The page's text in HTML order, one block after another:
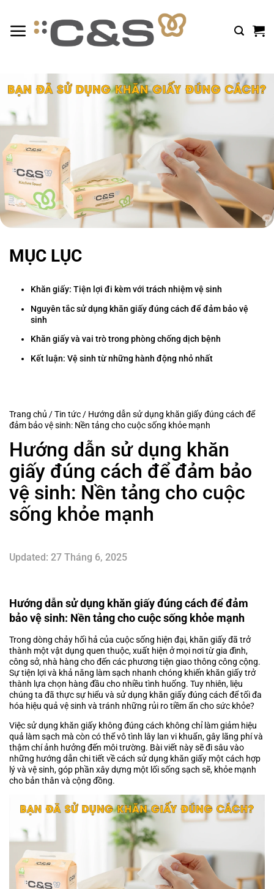
nội
dung
MỤC LỤC
Khăn giấy: Tiện lợi đi kèm với trách nhiệm vệ sinh
Nguyên tắc sử dụng khăn giấy đúng cách để đảm bảo vệ
sinh
Khăn giấy và vai trò trong phòng chống dịch bệnh
Kết luận: Vệ sinh từ những hành động nhỏ nhất
Trang chủ /Tin tức / Hướng dẫn sử dụng khăn giấy đúng cách để
đảm bảo vệ sinh: Nền tảng cho cuộc sống khỏe mạnh
Hướng dẫn sử dụng khăn
giấy đúng cách để đảm bảo
vệ sinh: Nền tảng cho cuộc
sống khỏe mạnh
Updated: 27 Tháng 6, 2025
Hướng dẫn sử dụng khăn giấy đúng cách để đảm
bảo vệ sinh: Nền tảng cho cuộc sống khỏe mạnh
Trong dòng chảy hối hả của cuộc sống hiện đại, khăn giấy đã trở
thành một vật dụng quen thuộc, xuất hiện ở mọi nơi từ gia đình,
công sở, nhà hàng cho đến các phương tiện giao thông công cộng.
Sự tiện lợi và khả năng làm sạch nhanh chóng khiến khăn giấy trở
thành lựa chọn hàng đầu cho nhiều tình huống. Tuy nhiên, liệu
chúng ta đã thực sự hiểu và sử dụng khăn giấy đúng cách để tối đa
hóa hiệu quả vệ sinh và tránh những rủi ro tiềm ẩn cho sức khỏe?
Việc sử dụng khăn giấy không đúng cách không chỉ làm giảm hiệu
quả làm sạch mà còn có thể vô tình lây lan vi khuẩn, gây lãng phí và
thậm chí ảnh hưởng đến môi trường. Bài viết này sẽ đi sâu vào
những hướng dẫn chi tiết về cách sử dụng khăn giấy một cách hợp
lý và vệ sinh, góp phần xây dựng một lối sống sạch sẽ, khỏe mạnh
cho bản thân và cộng đồng.